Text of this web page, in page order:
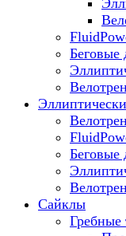
Беговые
Беговые
Сайклы
Гребные